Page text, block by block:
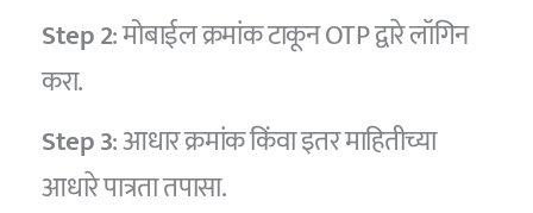
Step 2: मोबाईल क्रमांक टाकून OTP द्वारे लॉगिन
करा.
Step 3: आधार क्रमांक किंवा इतर माहितीच्या
आधारे पात्रता तपासा.